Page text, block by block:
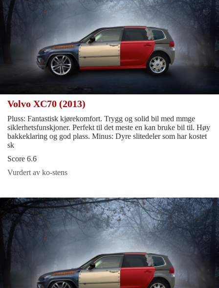
Volvo XC70 (2013)
Pluss: Fantastisk kjørekomfort. Trygg og solid bil med mmge
siklerhetsfunskjoner. Perfekt til det meste en kan bruke bil til. Høy
bakkeklaring og god plass. Minus: Dyre slitedeler som har kostet
sk
Score 6.6
Vurdert av ko-stens